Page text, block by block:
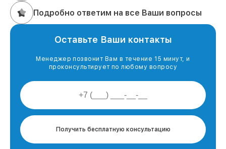
Подробно ответим на все Ваши вопросы
Оставьте Ваши контакты
Менеджер позвонит Вам в течение 15 минут, и
проконсультирует по любому вопросу
Получить бесплатную консультацию